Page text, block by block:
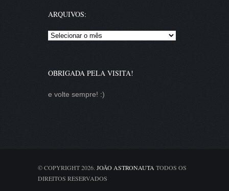
ARQUIVOS:
Arquivos:
OBRIGADA PELA VISITA!
e volte sempre! :)
© COPYRIGHT 2026. JOÃO ASTRONAUTATODOS OS
DIREITOS RESERVADOS